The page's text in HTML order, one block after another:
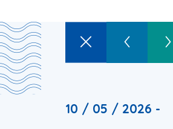
10 / 05 / 2026 -